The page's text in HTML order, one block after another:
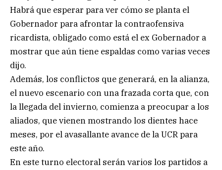
Habrá que esperar para ver cómo se planta el
Gobernador para afrontar la contraofensiva
ricardista, obligado como está el ex Gobernador a
mostrar que aún tiene espaldas como varias veces
dijo.
Además, los conflictos que generará, en la alianza,
el nuevo escenario con una frazada corta que, con
la llegada del invierno, comienza a preocupar a los
aliados, que vienen mostrando los dientes hace
meses, por el avasallante avance de la UCR para
este año.
En este turno electoral serán varios los partidos a